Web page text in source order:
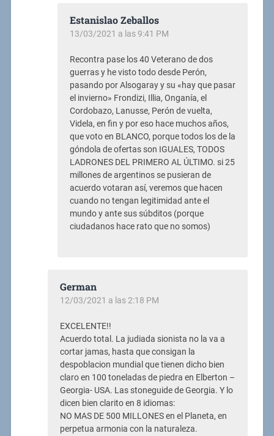
Estanislao Zeballos
13/03/2021 a las 9:41 PM
Recontra pase los 40 Veterano de dos
guerras y he visto todo desde Perón,
pasando por Alsogaray y su «hay que pasar
el invierno» Frondizi, Illia, Onganía, el
Cordobazo, Lanusse, Perón de vuelta,
Videla, en fin y por eso hace muchos años,
que voto en BLANCO, porque todos los de la
góndola de ofertas son IGUALES, TODOS
LADRONES DEL PRIMERO AL ÚLTIMO. si 25
millones de argentinos se pusieran de
acuerdo votaran así, veremos que hacen
cuando no tengan legitimidad ante el
mundo y ante sus súbditos (porque
ciudadanos hace rato que no somos)
German
12/03/2021 a las 2:18 PM
EXCELENTE!!
Acuerdo total. La judiada sionista no la va a
cortar jamas, hasta que consigan la
despoblacion mundial que tienen dicho bien
claro en 100 toneladas de piedra en Elberton –
Georgia- USA. Las stoneguide de Georgia. Y lo
dicen bien clarito en 8 idiomas:
NO MAS DE 500 MILLONES en el Planeta, en
perpetua armonia con la naturaleza.